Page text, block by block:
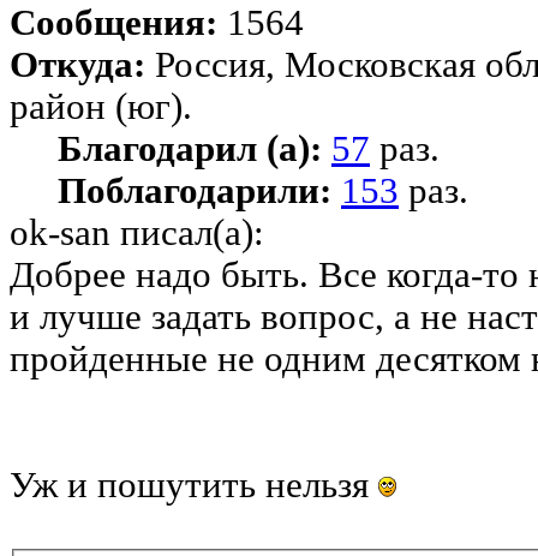
Сообщения: 1564
Откуда: Россия, Московская
район (юг).
Благодарил (а): 57 раз.
Поблагодарили: 153 раз.
ok-san писал(а):
Добрее надо быть. Все когда-то
и лучше задать вопрос, а не
пройденные не одним
Уж и пошутить нельзя